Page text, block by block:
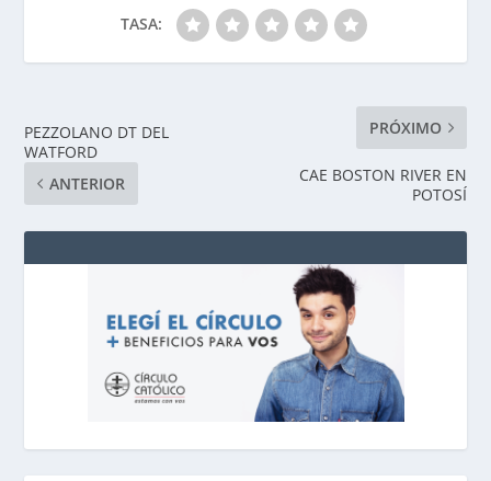
TASA:
PEZZOLANO DT DEL
WATFORD
ANTERIOR
PRÓXIMO
CAE BOSTON RIVER EN
POTOSÍ